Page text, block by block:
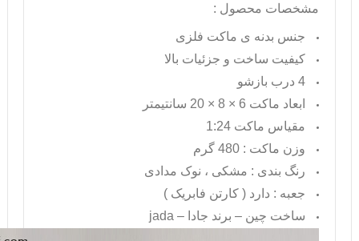
مشخصات محصول :
جنس بدنه ی ماکت فلزی
کیفیت ساخت و جزئیات بالا
4 درب بازشو
ابعاد ماکت 6 × 8 × 20 سانتیمتر
مقیاس ماکت 1:24
وزن ماکت : 480
گرم
رنگ بندی : مشکی ، نوک مدادی
جعبه : دارد ( کارتن فابریک )
ساخت چین – برند جادا – jada